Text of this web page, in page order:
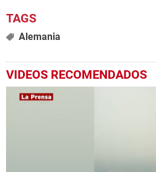
Alemania
VIDEOS RECOMENDADOS